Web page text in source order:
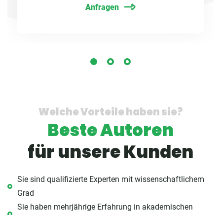
Anfragen
Welche Vorteile haben sie?
Beste Autoren
für unsere Kunden
Sie sind qualifizierte Experten mit wissenschaftlichem
Grad
Sie haben mehrjährige Erfahrung in akademischen